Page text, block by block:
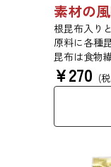
根昆布入り
原料に各種
昆布は食物
ます。薄く
い物、うど
す。お口の
布入りとろ
¥270 (